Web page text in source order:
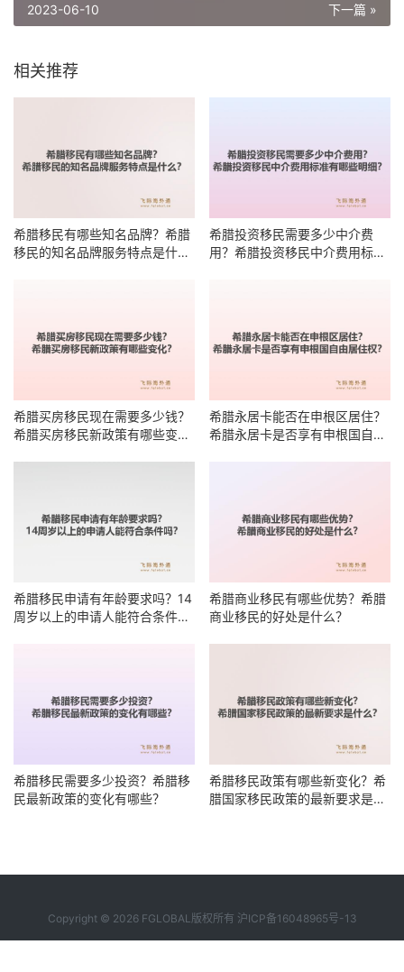
下一篇 »
2023-06-10
相关推荐
希腊移民有哪些知名品牌？希腊
移民的知名品牌服务特点是什
希腊投资移民需要多少中介费
用？希腊投资移民中介费用标准
希腊买房移民现在需要多少钱？
希腊买房移民新政策有哪些变
希腊永居卡能否在申根区居住？
希腊永居卡是否享有申根国自由
希腊移民申请有年龄要求吗？14
周岁以上的申请人能符合条件
希腊商业移民有哪些优势？希腊
商业移民的好处是什么？
希腊移民需要多少投资？希腊移
民最新政策的变化有哪些？
希腊移民政策有哪些新变化？希
腊国家移民政策的最新要求是什
Copyright © 2026 FGLOBAL版权所有 沪ICP备16048965号-13